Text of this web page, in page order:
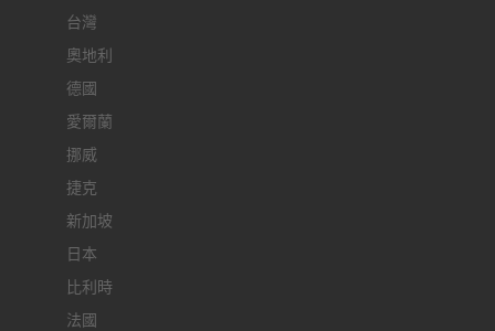
台灣
奧地利
德國
愛爾蘭
挪威
捷克
新加坡
日本
比利時
法國